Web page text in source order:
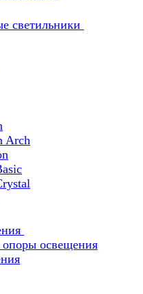
светильники
Arch
освещения